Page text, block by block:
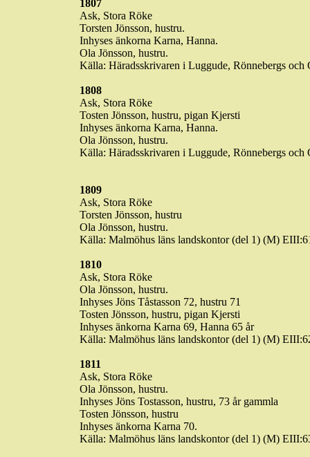
1807
Ask, Stora Röke
Torsten Jönsson, hustru.
Inhyses änkorna Karna, Hanna.
Ola Jönsson, hustru.
Källa: Häradsskrivaren i Luggude, Rönnebergs och
1808
Ask, Stora Röke
Tosten Jönsson, hustru, pigan Kjersti
Inhyses änkorna Karna, Hanna.
Ola Jönsson, hustru.
Källa: Häradsskrivaren i Luggude, Rönnebergs och
1809
Ask, Stora Röke
Torsten Jönsson, hustru
Ola Jönsson, hustru.
Källa: Malmöhus läns landskontor (del 1) (M)
1810
Ask, Stora Röke
Ola Jönsson, hustru.
Inhyses Jöns Tåstasson 72, hustru 71
Tosten Jönsson, hustru, pigan Kjersti
Inhyses änkorna Karna 69, Hanna 65 år
Källa: Malmöhus läns landskontor (del 1) (M)
1811
Ask, Stora Röke
Ola Jönsson, hustru.
Inhyses Jöns Tostasson, hustru, 73 år gammla
Tosten Jönsson, hustru
Inhyses änkorna Karna 70.
Källa: Malmöhus läns landskontor (del 1) (M)